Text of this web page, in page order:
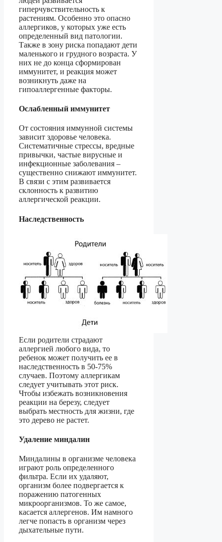
гиперчувствительность к
растениям. Особенно это опасно
аллергиков, у которых уже есть
определенный вид патологии.
Также в зону риска попадают дети
маленького и грудного возраста. У
них не до конца сформирован
иммунитет, и реакция может
возникнуть даже на
гипоаллергенные факторы.
Ослабленный иммунитет
От состояния иммунной системы
зависит здоровье человека.
Систематичные стрессы, вредные
привычки, частые вирусные и
инфекционные заболевания –
существенно снижают иммунитет.
В связи с этим развивается
склонность к развитию
аллергической реакции.
Наследственность
Если родители страдают
аллергией любого вида, то
ребенок может получить ее в
наследственность в 50-75%
случаев. Поэтому аллергикам
следует учитывать этот риск.
Чтобы избежать возникновения
реакции на березу, следует
выбрать местность для жизни, где
это дерево не растет.
Удаление миндалин
Миндалины в организме человека
играют роль определенного
фильтра. Если их удаляют,
организм более подвергается к
поражению патогенных
микроорганизмов. То же самое,
касается аллергенов. Им намного
легче попасть в организм через
дыхательные пути.